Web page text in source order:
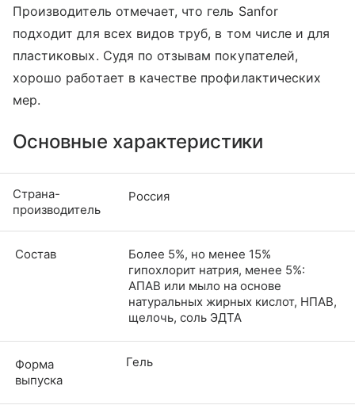
Производитель отмечает, что гель Sanfor
подходит для всех видов труб, в том числе и для
пластиковых. Судя по отзывам покупателей,
хорошо работает в качестве профилактических
мер.
Основные характеристики
Страна-
производитель
Россия
Состав
Более 5%, но менее 15%
гипохлорит натрия, менее 5%:
АПАВ или мыло на основе
натуральных жирных кислот, НПАВ,
щелочь, соль ЭДТА
Форма
выпуска
Гель